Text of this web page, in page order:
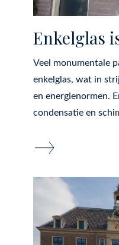
Enkelglas
Veel monumentale
enkelglas, wat in
en energienormen.
condensatie en